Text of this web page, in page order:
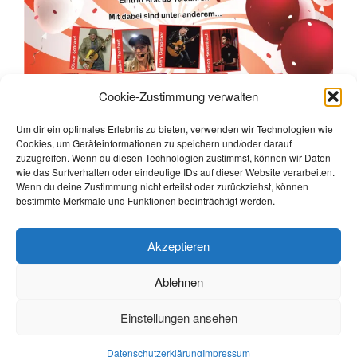
Cookie-Zustimmung verwalten
Um dir ein optimales Erlebnis zu bieten, verwenden wir Technologien wie
Cookies, um Geräteinformationen zu speichern und/oder darauf
zuzugreifen. Wenn du diesen Technologien zustimmst, können wir Daten
wie das Surfverhalten oder eindeutige IDs auf dieser Website verarbeiten.
Wenn du deine Zustimmung nicht erteilst oder zurückziehst, können
bestimmte Merkmale und Funktionen beeinträchtigt werden.
Akzeptieren
Ablehnen
Einstellungen ansehen
DatenschutzerklärungImpressum
Impressum Datenschutzerklärung